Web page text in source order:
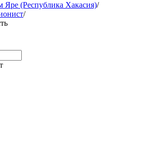
Яре (Республика Хакасия)/
/